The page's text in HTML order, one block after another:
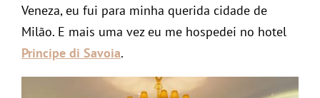
Veneza, eu fui para minha querida cidade de
Milão. E mais uma vez eu me hospedei no hotel
Principe di Savoia.